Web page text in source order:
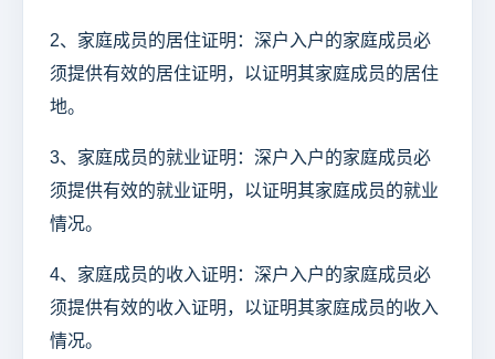
2、家庭成员的居住证明：深户入户的家庭成员必
须提供有效的居住证明，以证明其家庭成员的居住
地。
3、家庭成员的就业证明：深户入户的家庭成员必
须提供有效的就业证明，以证明其家庭成员的就业
情况。
4、家庭成员的收入证明：深户入户的家庭成员必
须提供有效的收入证明，以证明其家庭成员的收入
情况。